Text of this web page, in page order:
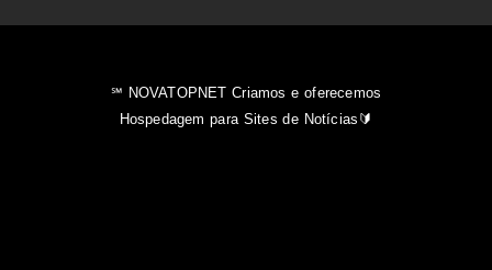
℠ NOVATOPNET Criamos e oferecemos
Hospedagem para Sites de Notícias🔰